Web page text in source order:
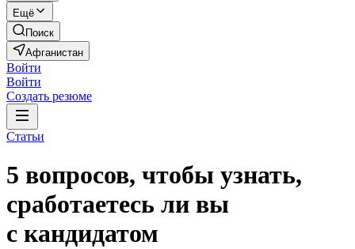
Ещё
Поиск
Афганистан
Войти
Войти
Создать резюме
Статьи
5 вопросов, чтобы узнать,
сработаетесь ли вы
с кандидатом